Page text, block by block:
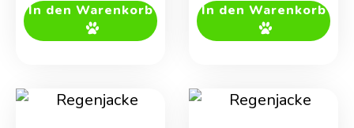
In den Warenkorb In den Warenkorb